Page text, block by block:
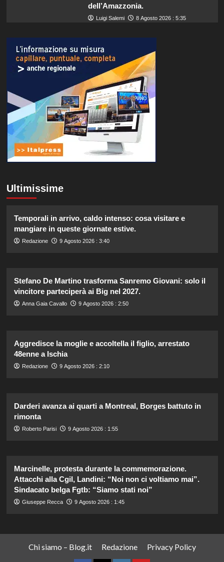
dell’Amazzonia.
Luigi Salemi 8 Agosto 2026 : 5:35
Ultimissime
Temporali in arrivo, caldo intenso: cosa visitare e
mangiare in queste giornate estive.
Redazione 9 Agosto 2026 : 3:40
Stefano De Martino trasforma Sanremo Giovani: solo il
vincitore parteciperà ai Big nel 2027.
Anna Gaia Cavallo 9 Agosto 2026 : 2:50
Aggredisce la moglie e accoltella il figlio, arrestato
48enne a Ischia
Redazione 9 Agosto 2026 : 2:10
Darderi avanza ai quarti a Montreal, Borges battuto in
rimonta
Roberto Parisi 9 Agosto 2026 : 1:55
Marcinelle, protesta durante la commemorazione.
Attacchi alla Cgil, Landini: “Noi non ci voltiamo mai”.
Sindacato belga Fgtb: “Siamo stati noi”
Giuseppe Recca 9 Agosto 2026 : 1:45
Chi siamo – Blog.it Redazione Privacy Policy